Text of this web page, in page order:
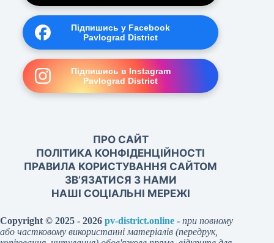
Підпишись у Facebook
Pavlograd District
Підпишись в Instagram
Pavlograd District
ПРО САЙТ
ПОЛІТИКА КОНФІДЕНЦІЙНОСТІ
ПРАВИЛА КОРИСТУВАННЯ САЙТОМ
ЗВ’ЯЗАТИСЯ З НАМИ
НАШІ СОЦІАЛЬНІ МЕРЕЖІ
Copyright © 2025 - 2026 pv-district.online - при повному
або частковому використанні матеріалів (передрук,